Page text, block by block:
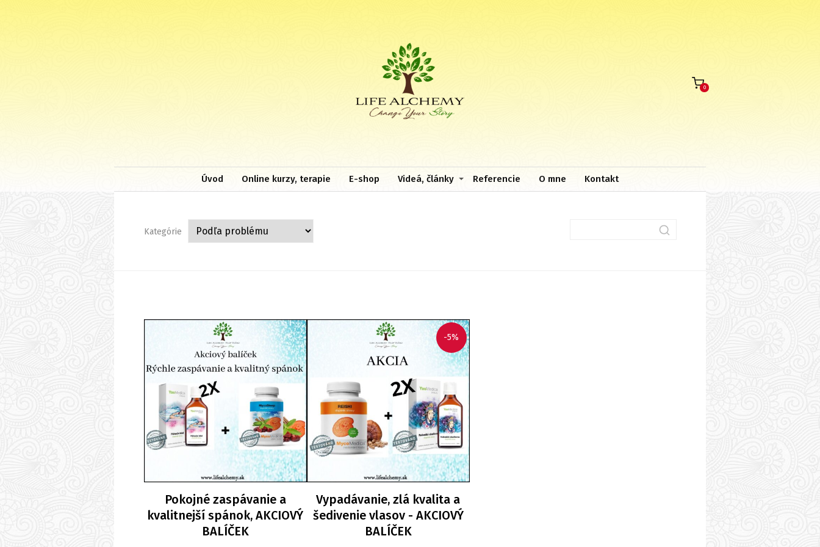
0
Úvod Online kurzy, terapie E-shop Videá, články Referencie O mne Kontakt
Kategórie
Pokojné zaspávanie a
kvalitnejší spánok, AKCIOVÝ
BALÍČEK
-5%
Vypadávanie, zlá kvalita a
šedivenie vlasov - AKCIOVÝ
BALÍČEK